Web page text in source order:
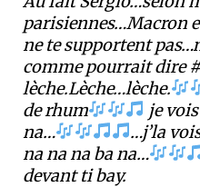
parisiennes…Macron
ne te supportent
comme pourrait dire
lèche.Lèche…lèche.
de rhum
je
na…
…j’la
na na na ba na…
devant ti bay.